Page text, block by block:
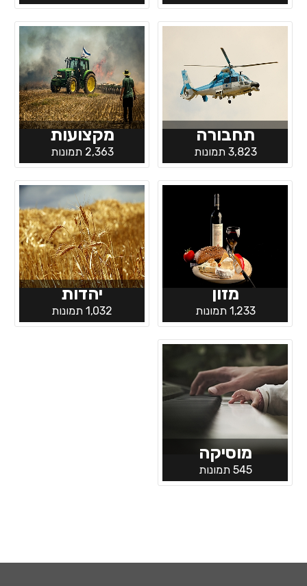
תחבורה
3,823 תמונות
מקצועות
2,363 תמונות
מזון
1,233 תמונות
יהדות
1,032 תמונות
מוסיקה
545 תמונות